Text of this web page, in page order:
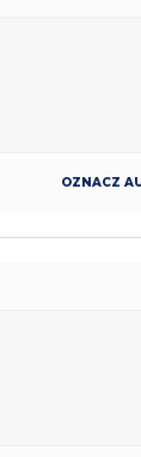
OZNACZ